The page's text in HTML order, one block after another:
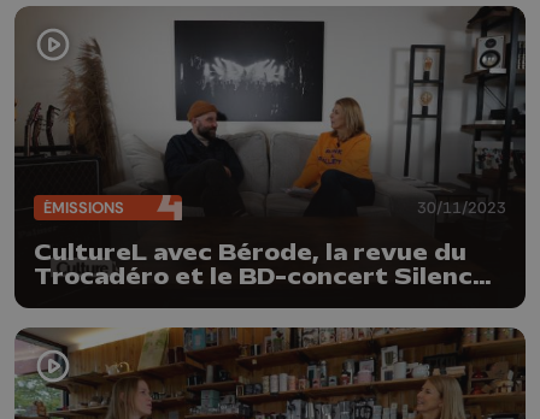
ÉMISSIONS 30/11/2023
CultureL avec Bérode, la revue du
Trocadéro et le BD-concert Silence